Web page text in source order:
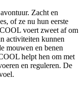
Zacht en
of ze nu hun eerste
voert zweet af om
activiteiten kunnen
mouwen en benen
helpt hen om met
en reguleren. De